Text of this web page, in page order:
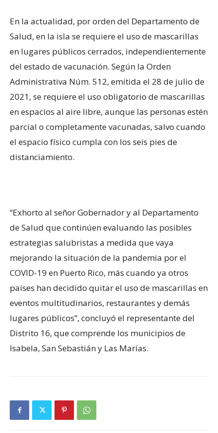
En la actualidad, por orden del Departamento de
Salud, en la isla se requiere el uso de mascarillas
en lugares públicos cerrados, independientemente
del estado de vacunación. Según la Orden
Administrativa Núm. 512, emitida el 28 de julio de
2021, se requiere el uso obligatorio de mascarillas
en espacios al aire libre, aunque las personas estén
parcial o completamente vacunadas, salvo cuando
el espacio físico cumpla con los seis pies de
distanciamiento.
“Exhorto al señor Gobernador y al Departamento
de Salud que continúen evaluando las posibles
estrategias salubristas a medida que vaya
mejorando la situación de la pandemia por el
COVID-19 en Puerto Rico, más cuando ya otros
países han decidido quitar el uso de mascarillas en
eventos multitudinarios, restaurantes y demás
lugares públicos”, concluyó el representante del
Distrito 16, que comprende los municipios de
Isabela, San Sebastián y Las Marías.